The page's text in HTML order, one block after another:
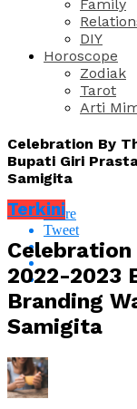
Family
DIY
Horoscope
Zodiak
Tarot
Arti
Celebration By
Bupati Giri
Samigita
Share
Tweet
Terkini
Celebration
2022-2023
Branding
Samigita